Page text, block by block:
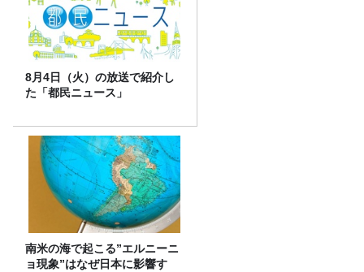
8月4日（火）の放送で紹介し
た「都民ニュース」
南米の海で起こる”エルニーニ
ョ現象”はなぜ日本に影響す